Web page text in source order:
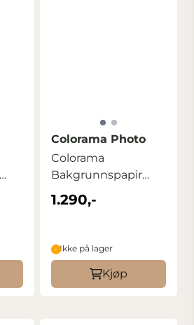
Colorama Photo
Colorama
Bakgrunnspapir
2,72m x 11m Lupin
1.290,-
Ikke på lager
Kjøp